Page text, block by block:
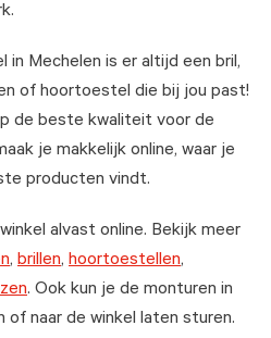
in Mechelen is er altijd een bril,
of hoortoestel die bij jou past!
de beste kwaliteit voor de
je makkelijk online, waar je
producten vindt.
alvast online. Bekijk meer
, brillen, hoortoestellen,
. Ook kun je de monturen in
of naar de winkel laten sturen.